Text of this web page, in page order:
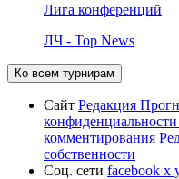
Лига конференций
ЛЧ - Top News
Ко всем турнирам
Сайт Редакция
конфиденциальности
комментирования
собственности
Соц. сети facebook x